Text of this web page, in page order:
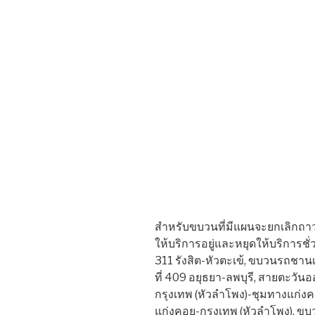
สำหรับขบวนที่มีแผนจะยกเลิกถ
ให้บริการอยู่และหยุดให้บริการชั่
311 รังสิต-หัวตะเข้, ขบวนรถชา
ที่ 409 อยุธยา-ลพบุรี, สายตะวัน
กรุงเทพ (หัวลำโพง)-ชุมทางแก่
แก่งคอย-กรุงเทพ (หัวลำโพง),